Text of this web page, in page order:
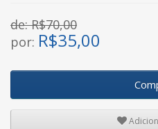
de: R$70,00
por: R$35,00